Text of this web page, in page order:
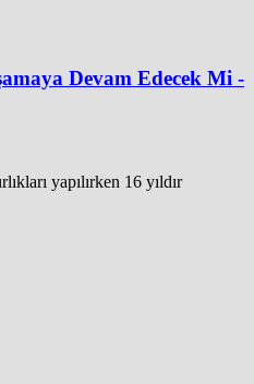
Devam Edecek Mi -
yapılırken 16 yıldır